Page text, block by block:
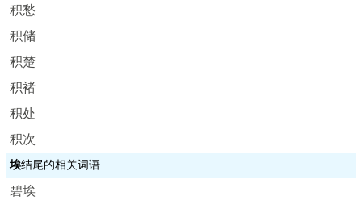
积愁
积储
积楚
积褚
积处
积次
埃结尾的相关词语
碧埃